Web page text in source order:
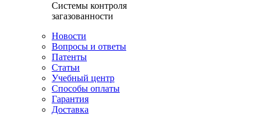
Системы контроля
загазованности
Новости
Вопросы и ответы
Патенты
Статьи
Учебный центр
Способы оплаты
Гарантия
Доставка